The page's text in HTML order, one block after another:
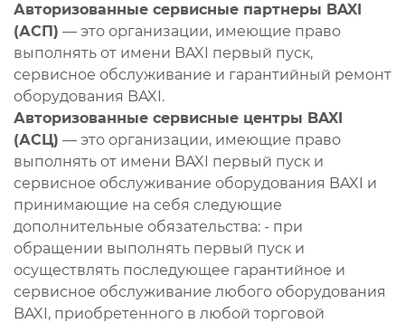
Авторизованные сервисные партнеры BAXI
(АСП) — это организации, имеющие право
выполнять от имени BAXI первый пуск,
сервисное обслуживание и гарантийный ремонт
оборудования BAXI.
Авторизованные сервисные центры BAXI
(АСЦ) — это организации, имеющие право
выполнять от имени BAXI первый пуск и
сервисное обслуживание оборудования BAXI и
принимающие на себя следующие
дополнительные обязательства: - при
обращении выполнять первый пуск и
осуществлять последующее гарантийное и
сервисное обслуживание любого оборудования
BAXI, приобретенного в любой торговой